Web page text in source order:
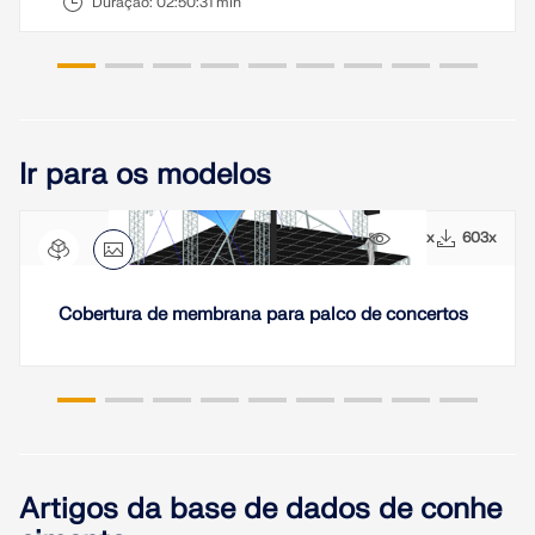
Ir para os modelos
5691x 603x
Cobertura de membrana para palco de concertos
Artigos da base de dados de conhe